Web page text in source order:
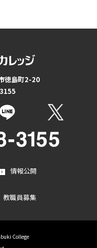
徳島町2-20
情報公開
教職員募集
College